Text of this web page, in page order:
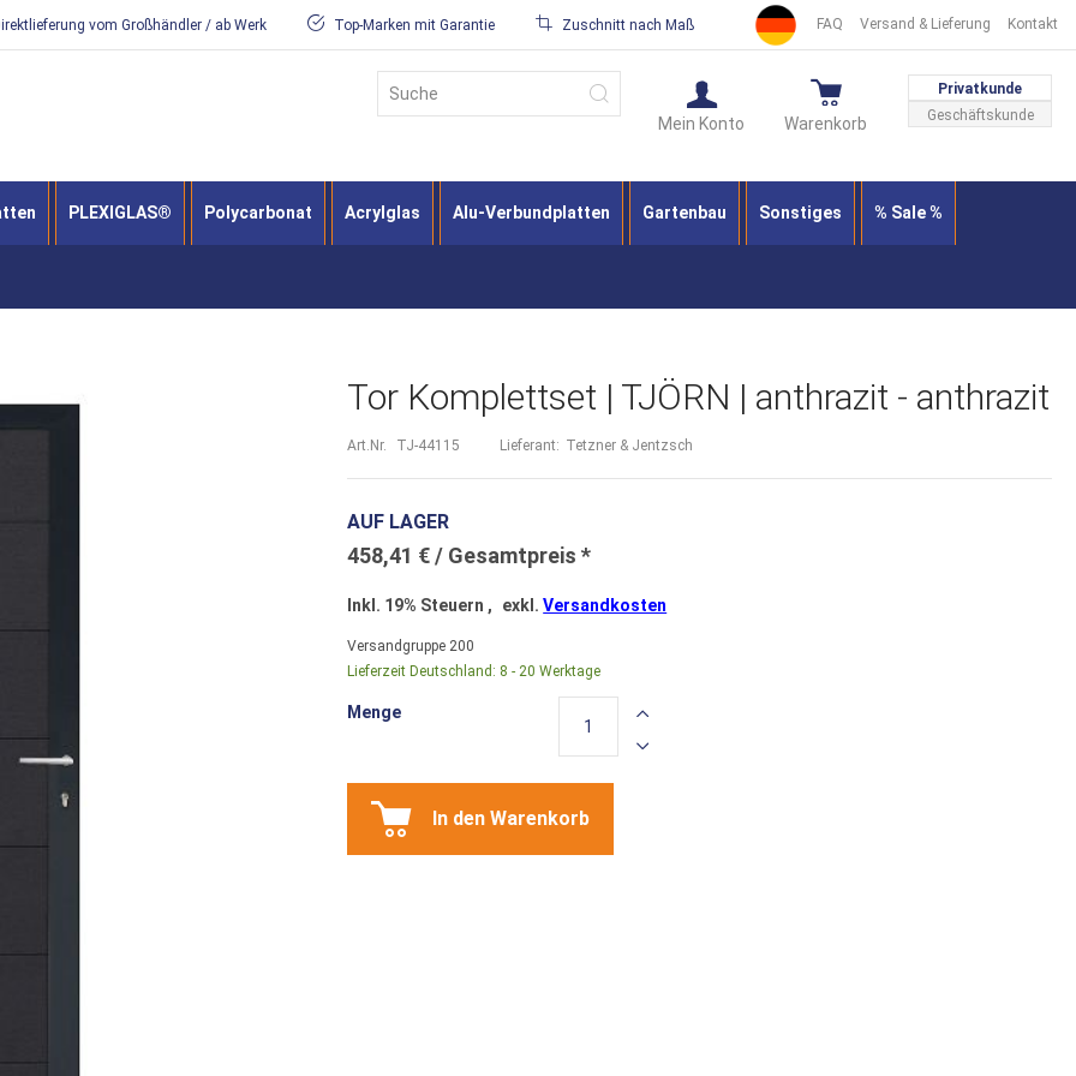
FAQ Versand & Lieferung Kontakt
vom Großhändler / ab Werk Top-Marken mit Garantie Zuschnitt nach Maß
Privatkunde
Geschäftskunde
Warenkorb
Mein Konto
Suche
PLEXIGLAS® Polycarbonat Acrylglas Alu-Verbundplatten Gartenbau Sonstiges % Sale %
Tor Komplettset | TJÖRN | anthrazit - anthrazit
Art.Nr. TJ-44115 Lieferant: Tetzner & Jentzsch
AUF LAGER
458,41 €
Inkl. 19% Steuern , exkl.Versandkosten
Versandgruppe 200
Lieferzeit Deutschland: 8 - 20 Werktage
Menge
In den Warenkorb